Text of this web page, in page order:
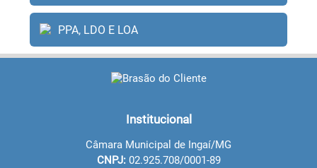
PPA, LDO E LOA
Institucional
Câmara Municipal de Ingaí/MG
CNPJ: 02.925.708/0001-89